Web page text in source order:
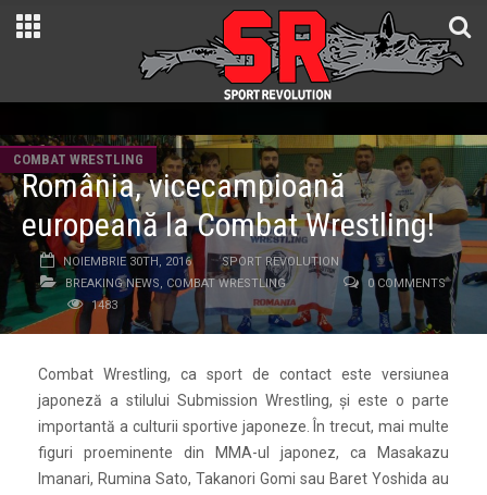
COMBAT WRESTLING
România, vicecampioană
europeană la Combat Wrestling!
NOIEMBRIE 30TH, 2016
SPORT REVOLUTION
BREAKING NEWS, COMBAT WRESTLING
0 COMMENTS
1483
Combat Wrestling, ca sport de contact este versiunea
japoneză a stilului Submission Wrestling, şi este o parte
importantă a culturii sportive japoneze. În trecut, mai multe
figuri proeminente din MMA-ul japonez, ca Masakazu
Imanari, Rumina Sato, Takanori Gomi sau Baret Yoshida au